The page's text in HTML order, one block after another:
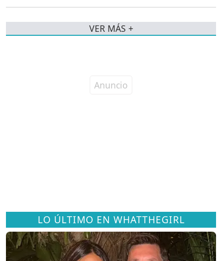
LO ÚLTIMO EN WHATTHEGIRL
VER MÁS +